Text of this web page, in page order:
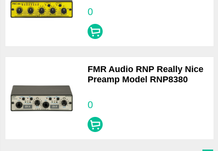
0
FMR Audio RNP Really Nice
Preamp Model RNP8380
0